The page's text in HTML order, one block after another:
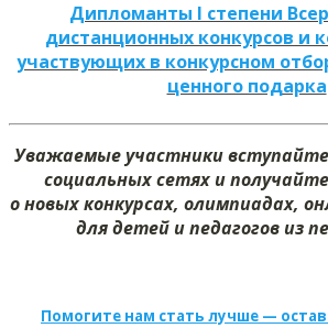
Дипломанты I степени
дистанционных конкурсов и
участвующих в конкурсном
ценного подарка
Уважаемые участники
социальных сетях и
о новых конкурсах, олимпиадах,
для детей и педагогов из
Помогите нам стать лучше —